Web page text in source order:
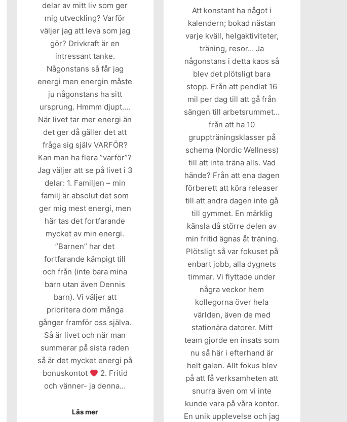
delar av mitt liv som ger
mig utveckling? Varför
väljer jag att leva som jag
gör? Drivkraft är en
intressant tanke.
Någonstans så får jag
energi men energin måste
ju någonstans ha sitt
ursprung. Hmmm djupt….
När livet tar mer energi än
det ger då gäller det att
fråga sig själv VARFÖR?
Kan man ha flera ”varför”?
Jag väljer att se på livet i 3
delar: 1. Familjen – min
familj är absolut det som
ger mig mest energi, men
här tas det fortfarande
mycket av min energi.
”Barnen” har det
fortfarande kämpigt till
och från (inte bara mina
barn utan även Dennis
barn). Vi väljer att
prioritera dom många
gånger framför oss själva.
Så är livet och när man
summerar på sista raden
så är det mycket energi på
bonuskontot
2. Fritid
och vänner- ja denna…
Läs mer
Att konstant ha något i
kalendern; bokad nästan
varje kväll, helgaktiviteter,
träning, resor… Ja
någonstans i detta kaos så
blev det plötsligt bara
stopp. Från att pendlat 16
mil per dag till att gå från
sängen till arbetsrummet…
från att ha 10
gruppträningsklasser på
schema (Nordic Wellness)
till att inte träna alls. Vad
hände? Från att ena dagen
förberett att köra releaser
till att andra dagen inte gå
till gymmet. En märklig
känsla då större delen av
min fritid ägnas åt träning.
Plötsligt så var fokuset på
enbart jobb, alla dygnets
timmar. Vi flyttade under
några veckor hem
kollegorna över hela
världen, även de med
stationära datorer. Mitt
team gjorde en insats som
nu så här i efterhand är
helt galen. Allt fokus blev
på att få verksamheten att
snurra även om vi inte
kunde vara på våra kontor.
En unik upplevelse och jag